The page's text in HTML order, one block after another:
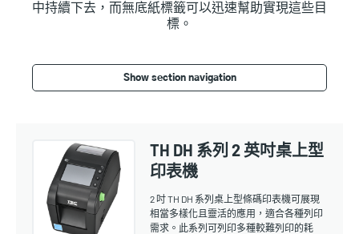
中持續下去，而無底紙標籤可以迅速幫助實現這些目
標。
Show section navigation
TH DH 系列 2 英吋桌上型
印表機
2 吋 TH DH 系列桌上型條碼印表機可展現
相當多樣化且靈活的應用，適合各種列印
需求。此系列可列印多種較難列印的耗